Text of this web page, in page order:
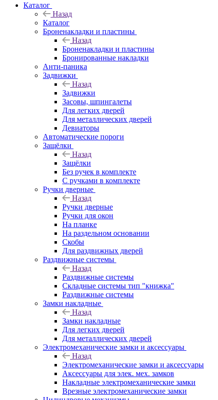
Каталог
Назад
Каталог
Броненакладки и пластины
Назад
Броненакладки и пластины
Бронированные накладки
Анти-паника
Задвижки
Назад
Задвижки
Засовы, шпингалеты
Для легких дверей
Для металлических дверей
Девиаторы
Автоматические пороги
Защёлки
Назад
Защёлки
Без ручек в комплекте
С ручками в комплекте
Ручки дверные
Назад
Ручки дверные
Ручки для окон
На планке
На раздельном основании
Скобы
Для раздвижных дверей
Раздвижные системы
Назад
Раздвижные системы
Складные системы тип "книжка"
Раздвижные системы
Замки накладные
Назад
Замки накладные
Для легких дверей
Для металлических дверей
Электромеханические замки и аксессуары
Назад
Электромеханические замки и аксессуары
Аксессуары для элек. мех. замков
Накладные электромеханические замки
Врезные электромеханические замки